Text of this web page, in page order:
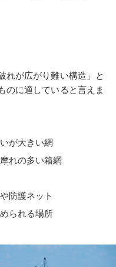
れが広がり難い構造」と
のに適していると言えま
が大きい網
れの多い箱網
防護ネット
られる場所